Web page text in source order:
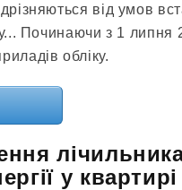
від умов
у... Починаючи з 1 липня
обліку.
у квартирі